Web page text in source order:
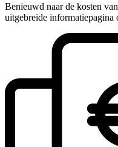
Benieuwd naar de kosten
uitgebreide informatiepagina